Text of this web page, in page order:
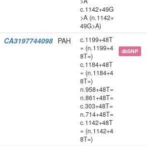
c.1142+49G
>A (n.1142+
49G>A)
CA3197744098 PAH
c.1199+48T
= (n.1199+4
8T=)
c.1184+48T
= (n.1184+4
8T=)
n.958+48T=
n.861+48T=
c.303+48T=
n.714+48T=
c.1142+48T
= (n.1142+4
8T=)
dbSNP